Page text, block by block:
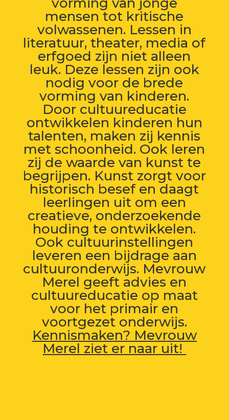
mensen tot kritische
volwassenen. Lessen in
literatuur, theater, media of
erfgoed zijn niet alleen
leuk. Deze lessen zijn ook
nodig voor de brede
vorming van kinderen.
Door cultuureducatie
ontwikkelen kinderen hun
talenten, maken zij kennis
met schoonheid. Ook leren
zij de waarde van kunst te
begrijpen. Kunst zorgt voor
historisch besef en daagt
leerlingen uit om een
creatieve, onderzoekende
houding te ontwikkelen.
Ook cultuurinstellingen
leveren een bijdrage aan
cultuuronderwijs. Mevrouw
Merel geeft advies en
cultuureducatie op maat
voor het primair en
voortgezet onderwijs.
Kennismaken? Mevrouw
Merel ziet er naar uit!